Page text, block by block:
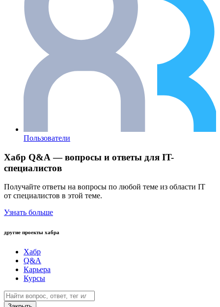
Пользователи
Хабр Q&A — вопросы и ответы для IT-
специалистов
Получайте ответы на вопросы по любой теме из области IT
от специалистов в этой теме.
Узнать больше
другие проекты хабра
Хабр
Q&A
Карьера
Курсы